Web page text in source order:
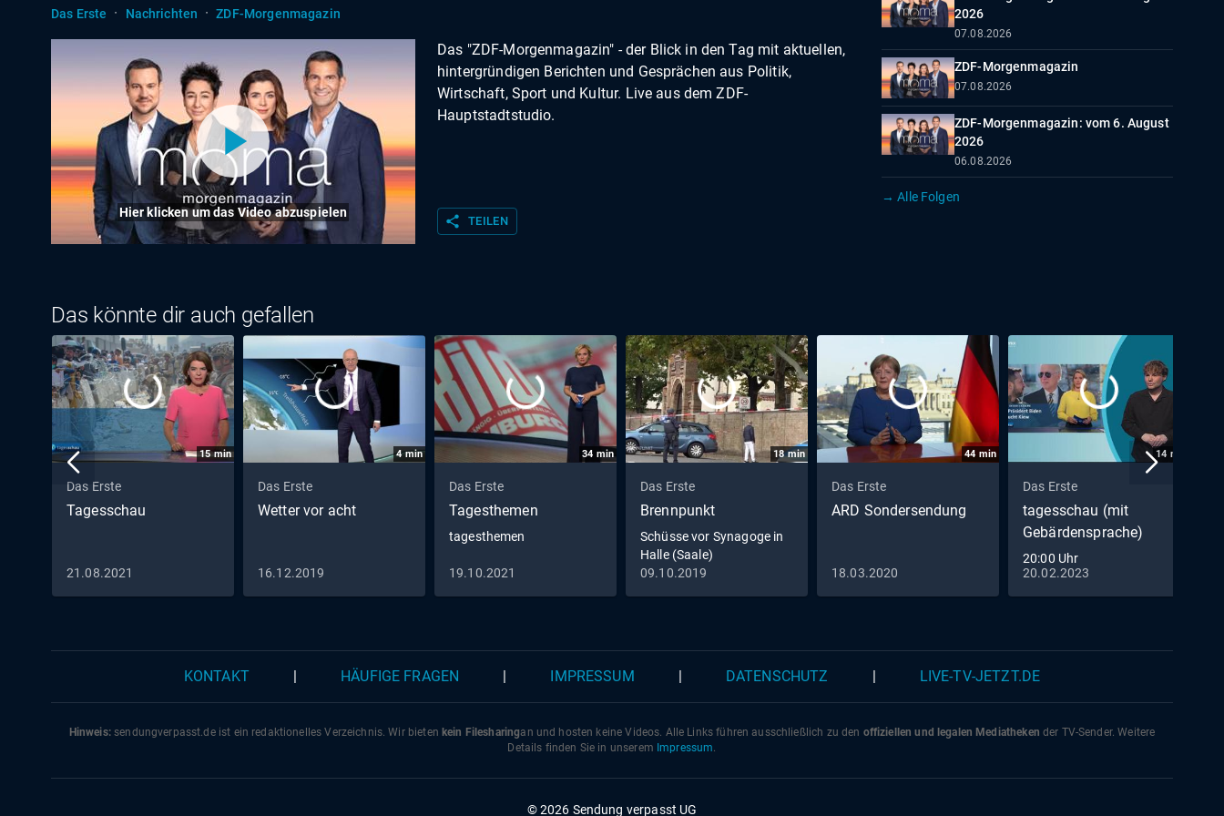
Das Erste · Nachrichten · ZDF-Morgenmagazin
Hier klicken um das Video abzuspielen
Das "ZDF-Morgenmagazin" - der Blick in den Tag mit aktuellen,
hintergründigen Berichten und Gesprächen aus Politik,
Wirtschaft, Sport und Kultur. Live aus dem ZDF-
Hauptstadtstudio.
share TEILEN
2026
07.08.2026
ZDF-Morgenmagazin
07.08.2026
ZDF-Morgenmagazin: vom 6. August
2026
06.08.2026
→ Alle Folgen
Das könnte dir auch gefallen
15min
Das Erste
Tagesschau
21.08.2021
4min
Das Erste
Wetter vor acht
16.12.2019
34 min
Das Erste
Tagesthemen
tagesthemen
19.10.2021
18min
Das Erste
Brennpunkt
Schüsse vor Synagoge in
Halle (Saale)
09.10.2019
44 min
Das Erste
ARD Sondersendung
18.03.2020
14 min
Das Erste
tagesschau (mit
Gebärdensprache)
20:00 Uhr
20.02.2023
KONTAKT HÄUFIGE FRAGEN IMPRESSUM DATENSCHUTZ LIVE-TV-JETZT.DE
Hinweis:sendungverpasst.deist ein redaktionelles Verzeichnis. Wir bieten kein Filesharingan und hosten keine Videos. Alle Links führen ausschließlich zu den offiziellen und legalen Mediatheken der TV-Sender. Weitere
Details finden Sie in unserem Impressum.
© 2026 Sendung verpasst UG